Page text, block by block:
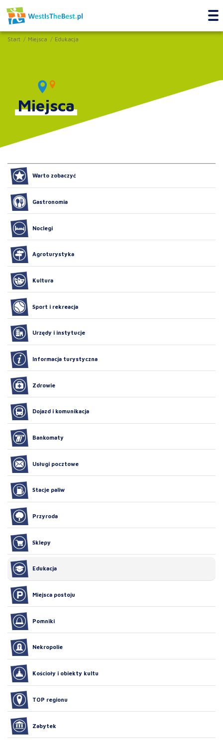
Start Miejsca Edukacja
Miejsca
Warto zobaczyć
Gastronomia
Noclegi
Agroturystyka
Kultura
Sport i rekreacja
Urzędy i instytucje
Informacja turystyczna
Zdrowie
Dojazd i komunikacja
Bankomaty
Usługi pocztowe
Stacje paliw
Przyroda
Sklepy
Edukacja
Miejsca postoju
Pomniki
Nekropolie
Kościoły i obiekty kultu
TOP regionu
Zabytek